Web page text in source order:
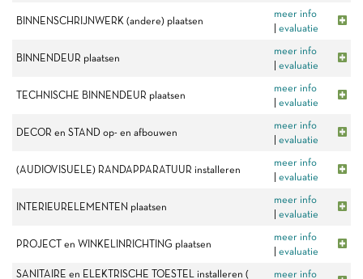
BINNENSCHRIJNWERK (andere) plaatsen
meer info
evaluatie
BINNENDEUR plaatsen
meer info
evaluatie
TECHNISCHE BINNENDEUR plaatsen
meer info
evaluatie
DECOR en STAND op- en afbouwen
meer info
evaluatie
(AUDIOVISUELE) RANDAPPARATUUR installeren
meer info
evaluatie
INTERIEURELEMENTEN plaatsen
meer info
evaluatie
PROJECT en WINKELINRICHTING plaatsen
meer info
evaluatie
SANITAIRE en ELEKTRISCHE TOESTEL installeren (
meer info